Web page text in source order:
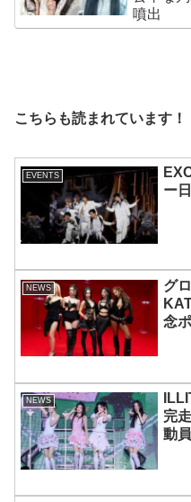
噴出
こちらも読まれています！
EVENTS
ー
NEWS
グ
念
NEWS
完
動